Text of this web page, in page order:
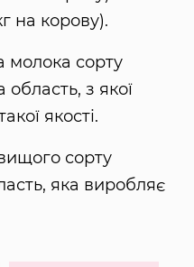
на корову).
молока сорту
область, з якої
якості.
сорту
яка виробляє